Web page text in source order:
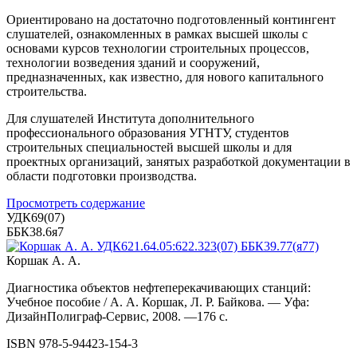
Ориентировано на достаточно подготовленный контингент
слушателей, ознакомленных в рамках высшей школы с
основами курсов технологии строительных процессов,
технологии возведения зданий и сооружений,
предназначенных, как известно, для нового капитального
строительства.
Для слушателей Института дополнительного
профессионального образования УГНТУ, студентов
строительных специальностей высшей школы и для
проектных организаций, занятых разработкой документации в
области подготовки производства.
Просмотреть содержание
УДК69(07)
ББК38.6я7
Коршак А. А.
Диагностика объектов нефтеперекачивающих станций:
Учебное пособие / А. А. Коршак, Л. Р. Байкова. — Уфа:
ДизайнПолиграф-Сервис, 2008. —176 с.
ISBN 978-5-94423-154-3